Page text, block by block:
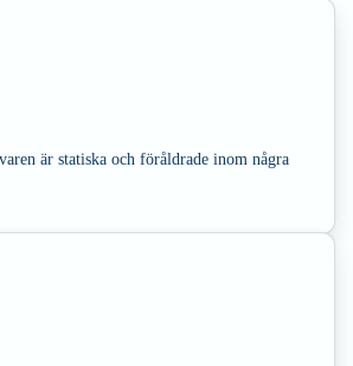
är statiska och föråldrade inom några